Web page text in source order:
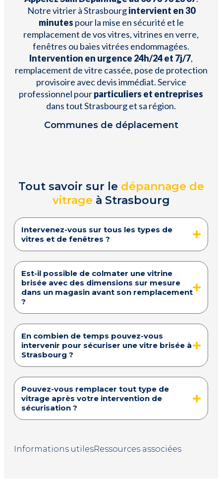
Notre vitrier à Strasbourgintervient en 30
minutes pour la mise en sécurité et le
remplacement de vos vitres, vitrines en verre,
fenêtres ou baies vitrées endommagées.
Intervention en urgence 24h/24 et 7j/7,
remplacement de vitre cassée, pose de protection
provisoire avec devis immédiat. Service
professionnel pourparticuliers et entreprises
dans tout Strasbourg et sa région.
Communes de déplacement
Tout savoir sur le dépannage de
vitrage à Strasbourg
Intervenez-vous sur tous les types de
vitres et de fenêtres ?
Est-il possible de colmater une vitrine
brisée avec des dimensions sur mesure
dans un magasin avant son remplacement
?
En combien de temps pouvez-vous
intervenir pour sécuriser une vitre brisée à
Strasbourg ?
Pouvez-vous remplacer tout type de
vitrage après votre intervention de
sécurisation ?
Informations utilesRessources associées